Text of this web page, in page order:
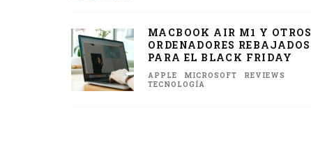
MACBOOK AIR M1 Y OTROS
ORDENADORES REBAJADOS
PARA EL BLACK FRIDAY
APPLE MICROSOFT
REVIEWS
TECNOLOGÍA